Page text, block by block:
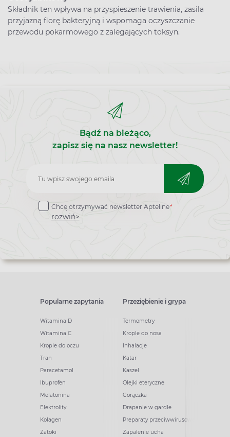
Składnik ten wpływa na przyspieszenie trawienia, zasila
przyjazną florę bakteryjną i wspomaga oczyszczanie
przewodu pokarmowego z zalegających toksyn.
Bądź na bieżąco,
zapisz się na nasz newsletter!
Zapisz
do
newslettera
Chcę otrzymywać newsletter Apteline*
rozwiń>
Popularne zapytania
Witamina D
Witamina C
Krople do oczu
Tran
Paracetamol
Ibuprofen
Melatonina
Elektrolity
Kolagen
Zatoki
Przeziębienie i grypa
Termometry
Krople do nosa
Inhalacje
Katar
Kaszel
Olejki eteryczne
Gorączka
Drapanie w gardle
Preparaty przeciwwirusowe
Zapalenie ucha